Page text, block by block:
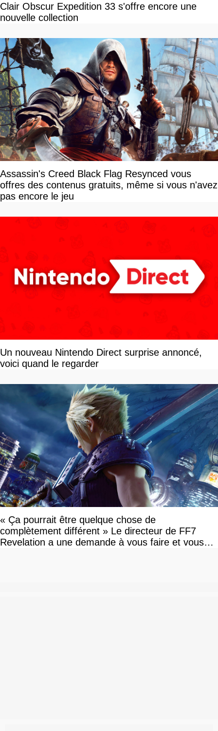
Clair Obscur Expedition 33 s'offre encore une
nouvelle collection
Assassin's Creed Black Flag Resynced vous
offres des contenus gratuits, même si vous n'avez
pas encore le jeu
Un nouveau Nintendo Direct surprise annoncé,
voici quand le regarder
« Ça pourrait être quelque chose de
complètement différent » Le directeur de FF7
Revelation a une demande à vous faire et vous